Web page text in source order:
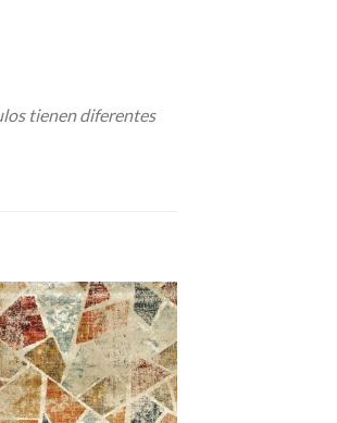
tienen diferentes